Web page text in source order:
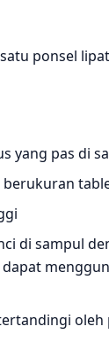
ponsel
yang pas di
berukuran
di sampul
dapat
oleh